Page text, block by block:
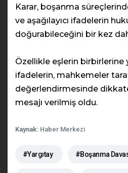
Karar, boşanma
ve aşağılayıcı ifadelerin
doğurabileceğini bir kez
Özellikle eşlerin birbirlerine
ifadelerin, mahkemeler
değerlendirmesinde
mesajı verilmiş oldu.
Kaynak: Haber Merkezi
#Yargıtay #Boşanma